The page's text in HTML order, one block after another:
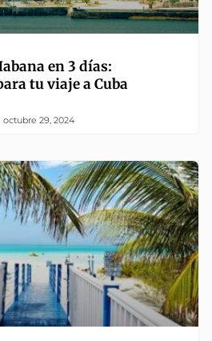
en 3 días:
tu viaje a Cuba
octubre 29, 2024